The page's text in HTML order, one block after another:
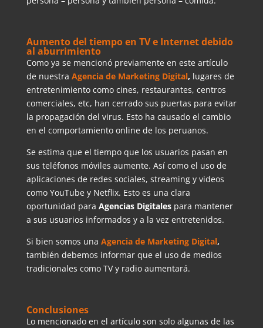
Aumento del tiempo en TV e Internet debido
al aburrimiento
Como ya se mencionó previamente en este artículo
de nuestra Agencia de Marketing Digital, lugares de
entretenimiento como cines, restaurantes, centros
comerciales, etc, han cerrado sus puertas para evitar
la propagación del virus. Esto ha causado el cambio
en el comportamiento online de los peruanos.
Se estima que el tiempo que los usuarios pasan en
sus teléfonos móviles aumente. Así como el uso de
aplicaciones de redes sociales, streaming y videos
como YouTube y Netflix. Esto es una clara
oportunidad para Agencias Digitales para mantener
a sus usuarios informados y a la vez entretenidos.
Si bien somos una Agencia de Marketing Digital,
también debemos informar que el uso de medios
tradicionales como TV y radio aumentará.
Conclusiones
Lo mencionado en el artículo son solo algunas de las